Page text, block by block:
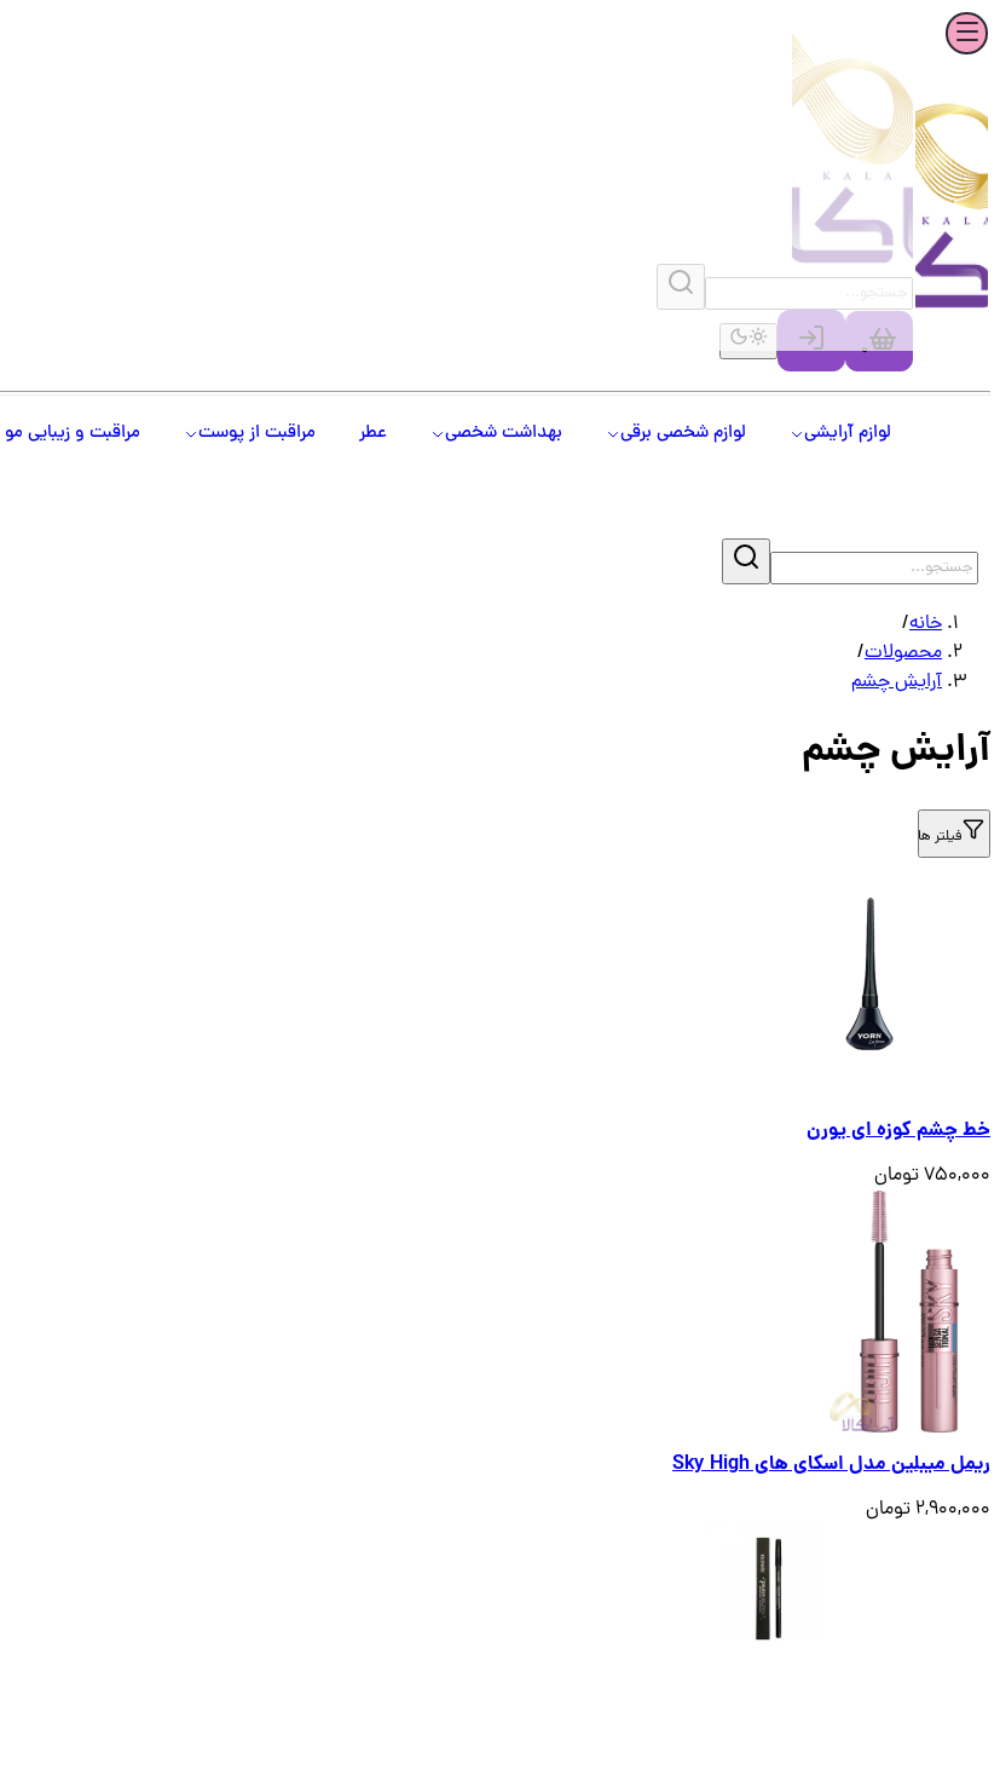
0
لوازم آرایشی لوازم شخصی برقی بهداشت شخصی عطر مراقبت از پوست مراقبت و زیبایی مو
خانه/
محصولات/
آرایش چشم
آرایش چشم
فیلتر ها
خط چشم کوزه ای یورن
750,000 تومان
ریمل میبلین مدل اسکای های Sky High
2,900,000 تومان